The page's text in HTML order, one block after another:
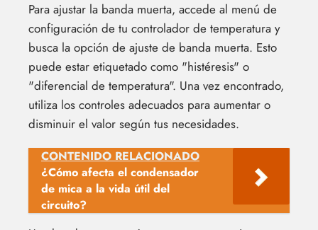
Para ajustar la banda muerta, accede al menú de
configuración de tu controlador de temperatura y
busca la opción de ajuste de banda muerta. Esto
puede estar etiquetado como "histéresis" o
"diferencial de temperatura". Una vez encontrado,
utiliza los controles adecuados para aumentar o
disminuir el valor según tus necesidades.
CONTENIDO RELACIONADO
¿Cómo afecta el condensador
de mica a la vida útil del
circuito?